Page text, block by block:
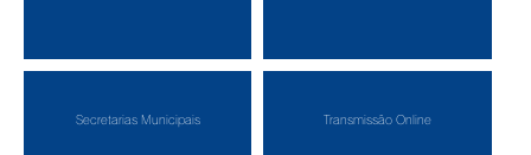
Secretarias Municipais Transmissão Online